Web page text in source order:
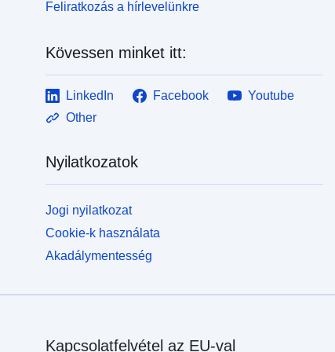
Feliratkozás a hírlevelünkre
Kövessen minket itt:
LinkedIn Facebook
Youtube
Other
Nyilatkozatok
Jogi nyilatkozat
Cookie-k használata
Akadálymentesség
Kapcsolatfelvétel az EU-val